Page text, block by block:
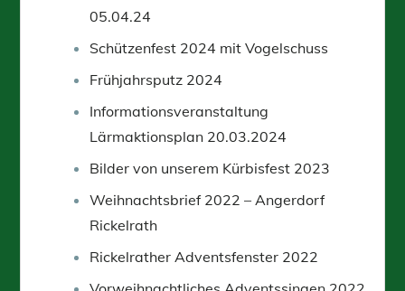
05.04.24
Schützenfest 2024 mit Vogelschuss
Frühjahrsputz 2024
Informationsveranstaltung
Lärmaktionsplan 20.03.2024
Bilder von unserem Kürbisfest 2023
Weihnachtsbrief 2022 – Angerdorf
Rickelrath
Rickelrather Adventsfenster 2022